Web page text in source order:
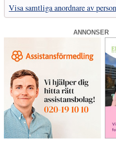
Visa samtliga anordnare av
ANNONSER